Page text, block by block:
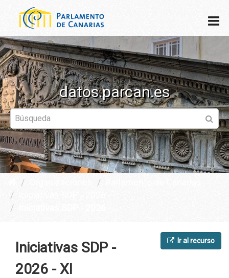
datos.parcan.es
Ir al recurso
Iniciativas SDP -
2026 - XI